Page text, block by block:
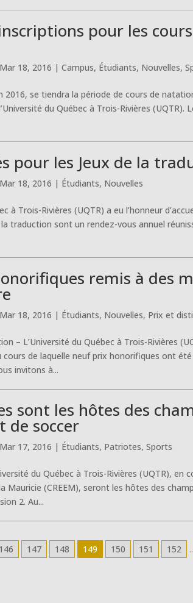
pour les
Mar 18, 2016 |Campus, Étudiants, Nouvelles,
2016, se tiendra la période de cours de
du Québec à Trois-Rivières
pour les Jeux de la
Mar 18, 2016 | Étudiants, Nouvelles
à Trois-Rivières (UQTR) a eu l’honneur
la traduction sont un rendez-vous annuel
remis à des
Mar 18, 2016 | Étudiants, Nouvelles, Prix et
– L’Université du Québec à Trois-Rivières
cours de laquelle neuf prix honorifiques ont
invitons à...
sont les hôtes des
de soccer
Mar 17, 2016 | Étudiants, Patriotes,Sports
du Québec à Trois-Rivières (UQTR),
Mauricie (CREEM), seront les hôtes des
2. Au...
146 147 148 149 150 151 152